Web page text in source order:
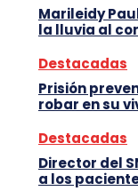
Marileidy
la lluvia al
Destacadas
Prisión
robar en su
Destacadas
Director del
a los